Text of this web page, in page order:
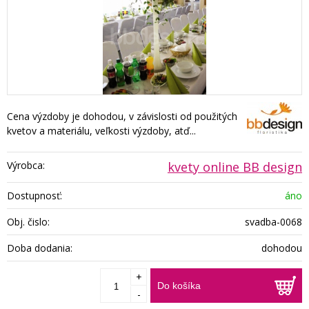
Cena výzdoby je dohodou, v závislosti od použitých
kvetov a materiálu, veľkosti výzdoby, atď...
Výrobca: kvety online BB design
Dostupnosť:
áno
Obj. čislo:
svadba-0068
Doba dodania:
dohodou
Do košíka
+
-